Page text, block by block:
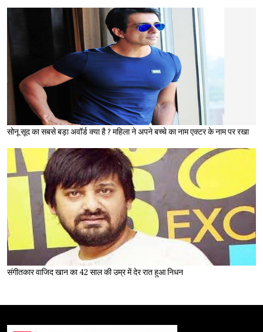
सोनू सूद का सबसे बड़ा अवॉर्ड क्या है ? महिला ने अपने बच्चे का नाम एक्टर के नाम पर रखा
संगीतकार वाजिद खान का 42 साल की उम्र में देर रात हुआ निधन